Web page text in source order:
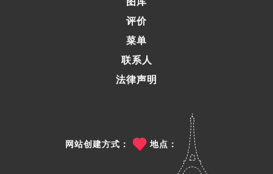
评价
菜单
联系人
法律声明
网站创建方式： 地点：